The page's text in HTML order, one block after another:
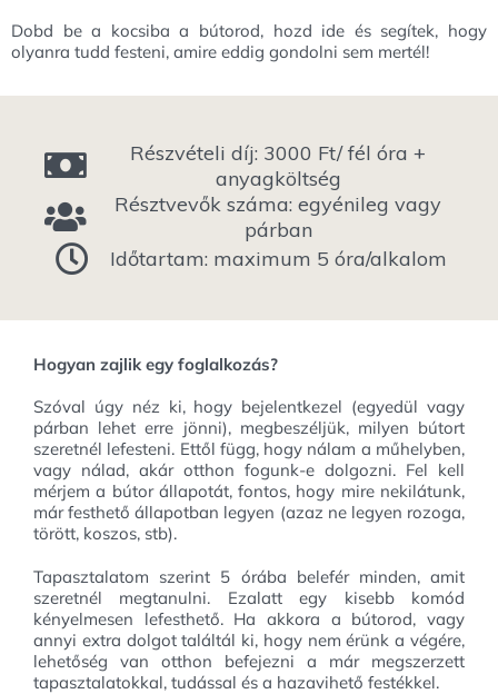
Dobd be a kocsiba a bútorod, hozd ide és segítek, hogy
olyanra tudd festeni, amire eddig gondolni sem mertél!
Részvételi díj: 3000 Ft/ fél óra +
anyagköltség
Résztvevők száma: egyénileg vagy
párban
Időtartam: maximum 5 óra/alkalom
Hogyan zajlik egy foglalkozás?
Szóval úgy néz ki, hogy bejelentkezel (egyedül vagy
párban lehet erre jönni), megbeszéljük, milyen bútort
szeretnél lefesteni. Ettől függ, hogy nálam a műhelyben,
vagy nálad, akár otthon fogunk-e dolgozni. Fel kell
mérjem a bútor állapotát, fontos, hogy mire nekilátunk,
már festhető állapotban legyen (azaz ne legyen rozoga,
törött, koszos, stb).
Tapasztalatom szerint 5 órába belefér minden, amit
szeretnél megtanulni. Ezalatt egy kisebb komód
kényelmesen lefesthető. Ha akkora a bútorod, vagy
annyi extra dolgot találtál ki, hogy nem érünk a végére,
lehetőség van otthon befejezni a már megszerzett
tapasztalatokkal, tudással és a hazavihető festékkel.